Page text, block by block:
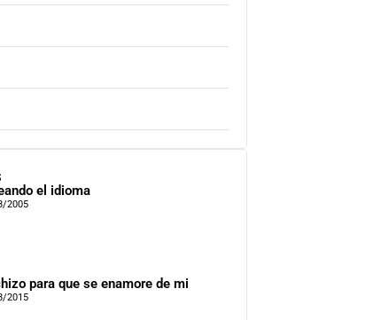
el idioma
2005
para que se enamore de mi
2015